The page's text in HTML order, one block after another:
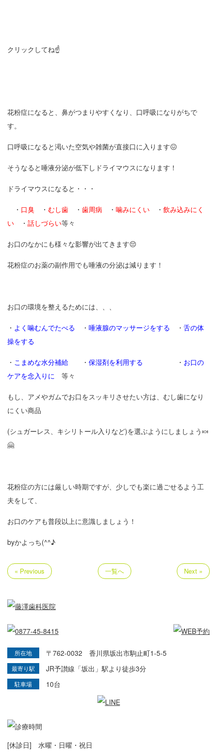
クリックしてね☝
花粉症になると、鼻がつまりやすくなり、口呼吸になりがちで
す。
口呼吸になると渇いた空気や雑菌が直接口に入ります😖
そうなると唾液分泌が低下しドライマウスになります！
ドライマウスになると・・・
・ 口臭 ・ むし歯 ・ 歯周病 ・ 噛みにくい ・ 飲み込みにく
い
・ 話しづらい等々
お口のなかにも様々な影響が出てきます😔
花粉症のお薬の副作用でも唾液の分泌は減ります！
お口の環境を整えるためには、、、
・ よく噛むんでたべる ・ 唾液腺のマッサージをする ・ 舌の体
操をする
・ こまめな水分補給 ・ 保湿剤を利用する ・ お口の
ケアを念入りに 等々
もし、アメやガムでお口をスッキリさせたい方は、むし歯になり
にくい商品
(シュガーレス、キシリトール入りなど)を選ぶようにしましょう🍬
🤗
花粉症の方には厳しい時期ですが、少しでも楽に過ごせるよう工
夫をして、
お口のケアも普段以上に意識しましょう！
byかよっち(^^♪
« Previous 一覧へ Next »
所在地 〒762-0032 香川県坂出市駒止町1-5-5
最寄り駅 JR予讃線「坂出」駅より徒歩3分
駐車場 10台
[休診日] 水曜・日曜・祝日